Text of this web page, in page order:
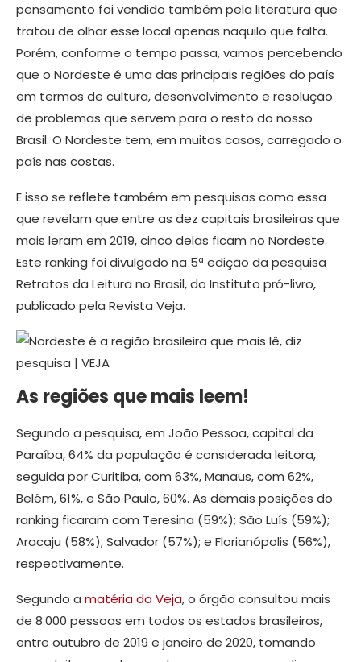
pensamento foi vendido também pela literatura que
tratou de olhar esse local apenas naquilo que falta.
Porém, conforme o tempo passa, vamos percebendo
que o Nordeste é uma das principais regiões do país
em termos de cultura, desenvolvimento e resolução
de problemas que servem para o resto do nosso
Brasil. O Nordeste tem, em muitos casos, carregado o
país nas costas.
E isso se reflete também em pesquisas como essa
que revelam que entre as dez capitais brasileiras que
mais leram em 2019, cinco delas ficam no Nordeste.
Este ranking foi divulgado na 5ª edição da pesquisa
Retratos da Leitura no Brasil, do Instituto pró-livro,
publicado pela Revista Veja.
As regiões que mais leem!
Segundo a pesquisa, em João Pessoa, capital da
Paraíba, 64% da população é considerada leitora,
seguida por Curitiba, com 63%, Manaus, com 62%,
Belém, 61%, e São Paulo, 60%. As demais posições do
ranking ficaram com Teresina (59%); São Luís (59%);
Aracaju (58%); Salvador (57%); e Florianópolis (56%),
respectivamente.
Segundo a matéria da Veja, o órgão consultou mais
de 8.000 pessoas em todos os estados brasileiros,
entre outubro de 2019 e janeiro de 2020, tomando